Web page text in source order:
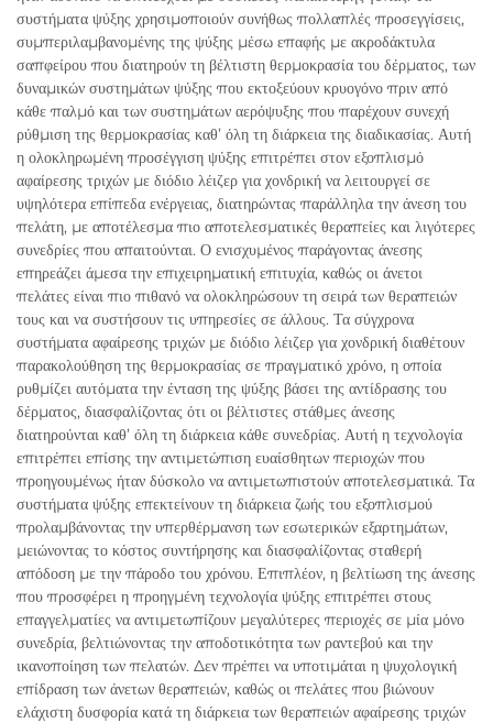
συστήματα ψύξης χρησιμοποιούν συνήθως πολλαπλές προσεγγίσεις,
συμπεριλαμβανομένης της ψύξης μέσω επαφής με ακροδάκτυλα
σαπφείρου που διατηρούν τη βέλτιστη θερμοκρασία του δέρματος, των
δυναμικών συστημάτων ψύξης που εκτοξεύουν κρυογόνο πριν από
κάθε παλμό και των συστημάτων αερόψυξης που παρέχουν συνεχή
ρύθμιση της θερμοκρασίας καθ’ όλη τη διάρκεια της διαδικασίας. Αυτή
η ολοκληρωμένη προσέγγιση ψύξης επιτρέπει στον εξοπλισμό
αφαίρεσης τριχών με διόδιο λέιζερ για χονδρική να λειτουργεί σε
υψηλότερα επίπεδα ενέργειας, διατηρώντας παράλληλα την άνεση του
πελάτη, με αποτέλεσμα πιο αποτελεσματικές θεραπείες και λιγότερες
συνεδρίες που απαιτούνται. Ο ενισχυμένος παράγοντας άνεσης
επηρεάζει άμεσα την επιχειρηματική επιτυχία, καθώς οι άνετοι
πελάτες είναι πιο πιθανό να ολοκληρώσουν τη σειρά των θεραπειών
τους και να συστήσουν τις υπηρεσίες σε άλλους. Τα σύγχρονα
συστήματα αφαίρεσης τριχών με διόδιο λέιζερ για χονδρική διαθέτουν
παρακολούθηση της θερμοκρασίας σε πραγματικό χρόνο, η οποία
ρυθμίζει αυτόματα την ένταση της ψύξης βάσει της αντίδρασης του
δέρματος, διασφαλίζοντας ότι οι βέλτιστες στάθμες άνεσης
διατηρούνται καθ’ όλη τη διάρκεια κάθε συνεδρίας. Αυτή η τεχνολογία
επιτρέπει επίσης την αντιμετώπιση ευαίσθητων περιοχών που
προηγουμένως ήταν δύσκολο να αντιμετωπιστούν αποτελεσματικά. Τα
συστήματα ψύξης επεκτείνουν τη διάρκεια ζωής του εξοπλισμού
προλαμβάνοντας την υπερθέρμανση των εσωτερικών εξαρτημάτων,
μειώνοντας το κόστος συντήρησης και διασφαλίζοντας σταθερή
απόδοση με την πάροδο του χρόνου. Επιπλέον, η βελτίωση της άνεσης
που προσφέρει η προηγμένη τεχνολογία ψύξης επιτρέπει στους
επαγγελματίες να αντιμετωπίζουν μεγαλύτερες περιοχές σε μία μόνο
συνεδρία, βελτιώνοντας την αποδοτικότητα των ραντεβού και την
ικανοποίηση των πελατών. Δεν πρέπει να υποτιμάται η ψυχολογική
επίδραση των άνετων θεραπειών, καθώς οι πελάτες που βιώνουν
ελάχιστη δυσφορία κατά τη διάρκεια των θεραπειών αφαίρεσης τριχών